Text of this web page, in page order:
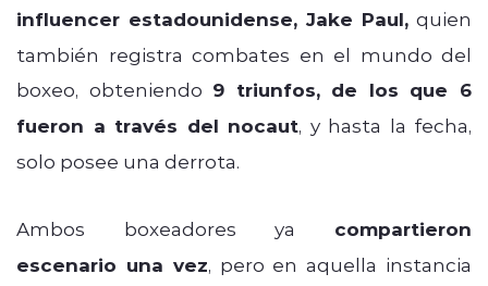
influencer estadounidense, Jake Paul, quien
también registra combates en el mundo del
boxeo, obteniendo 9 triunfos, de los que 6
fueron a través del nocaut, y hasta la fecha,
solo posee una derrota.
Ambos boxeadores ya compartieron
escenario una vez, pero en aquella instancia